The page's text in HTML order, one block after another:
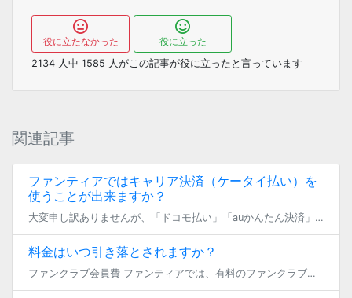
役に立たなかった
役に立った
2134 人中 1585 人がこの記事が役に立ったと言っています
関連記事
ファンティアではキャリア決済（ケータイ払い）を
使うことが出来ますか？
大変申し訳ありませんが、「ドコモ払い」「auかんたん決済」「ソフトバンクまとめて支払い」などのキャリア決済はFantiaの決済で直接ご利用いただくことは出来ません。 なお、Fantiaのお支払いに利用いただけるとらコイン […]
料金はいつ引き落とされますか？
ファンクラブ会員費 ファンティアでは、有料のファンクラブに加入していただいた時点で、料金の引き落としをさせていただきます。 月の途中に加入する場合でも、ご加入頂いた月の月末までが有効期限となり、1ヶ月分の料金が発生します […]